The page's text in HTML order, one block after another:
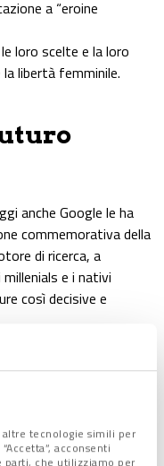
tecnologie simili per
acconsenti
che utilizziamo per
a “eroine
loro scelte e la loro
libertà femminile.
anche Google le ha
commemorativa della
di ricerca, a
e i nativi
così decisive e